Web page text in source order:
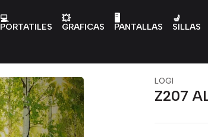
💻
PORTATILES
💥
GRAFICAS
🖥️
PANTALLAS
💺
SILLAS
LOGI
Z207